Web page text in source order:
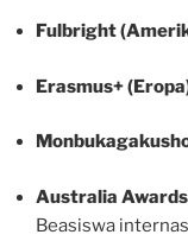
Fulbright
Erasmus+
Australia
Beasiswa